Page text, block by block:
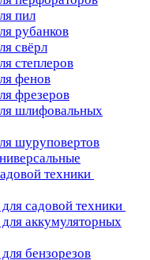
пил
рубанков
свёрл
степлеров
фенов
фрезеров
шлифовальных
шуруповертов
техники
садовой техники
аккумуляторных
бензорезов